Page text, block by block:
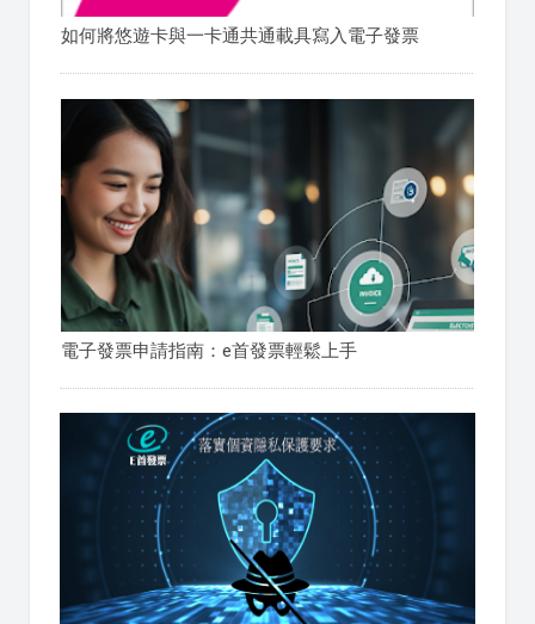
如何將悠遊卡與一卡通共通載具寫入電子發票
電子發票申請指南：e首發票輕鬆上手